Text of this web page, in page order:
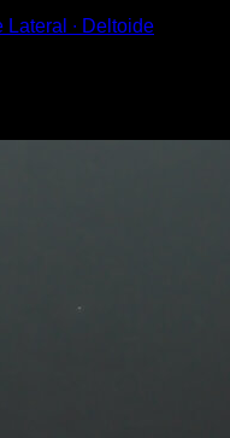
Lateral ∙ Deltoide